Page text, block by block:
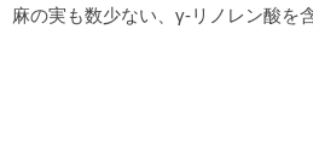
麻の実も数少ない、γ-リノレン酸を